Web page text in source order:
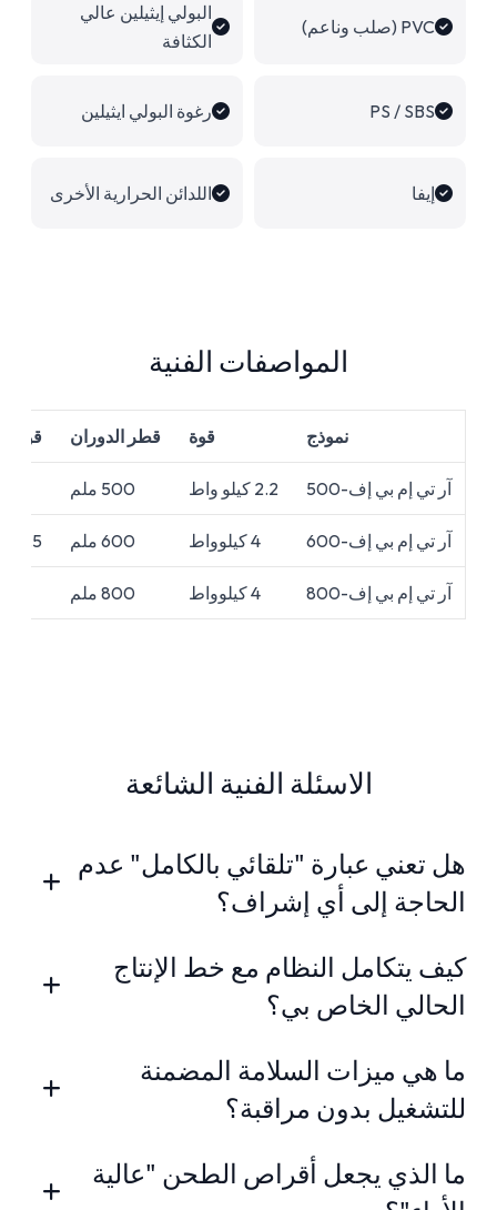
PVC (صلب وناعم)
البولي إيثيلين عالي
الكثافة
PS / SBS رغوة البولي ايثيلين
إيفا اللدائن الحرارية الأخرى
المواصفات الفنية
نموذج قوة قطر الدوران قوة
آر تي إم بي إف-500 2.2 كيلو واط 500 ملم
آر تي إم بي إف-600 4 كيلوواط 600 ملم 5.5 كيلو واط
آر تي إم بي إف-800 4 كيلوواط 800 ملم
الاسئلة الفنية الشائعة
هل تعني عبارة "تلقائي بالكامل" عدم
الحاجة إلى أي إشراف؟
كيف يتكامل النظام مع خط الإنتاج
الحالي الخاص بي؟
ما هي ميزات السلامة المضمنة
للتشغيل بدون مراقبة؟
ما الذي يجعل أقراص الطحن "عالية